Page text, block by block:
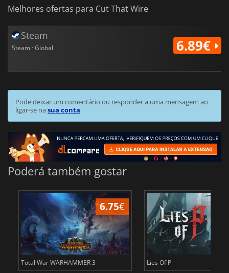
Melhores ofertas para Cut That Wire
Steam
Steam · Global 6.89€
Pode deixar um comentário ou responder a uma mensagem ao
ligar-se nasua conta
Poderá também gostar
6.75€
Total War WARHAMMER 3 Lies Of P